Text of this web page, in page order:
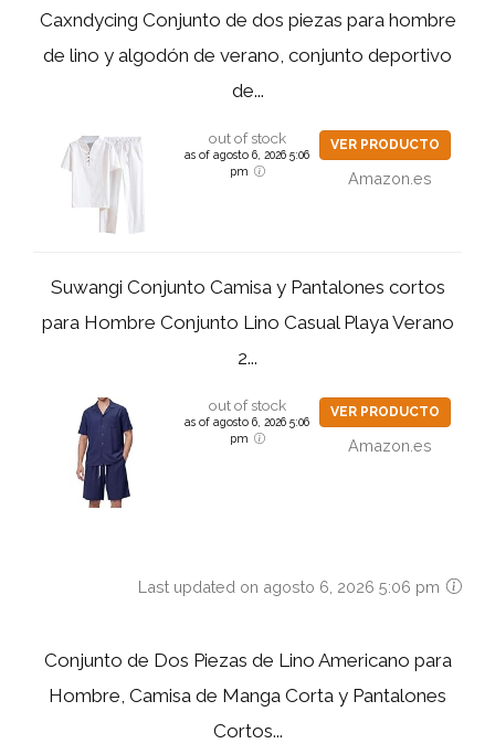
Caxndycing Conjunto de dos piezas para hombre
de lino y algodón de verano, conjunto deportivo
de...
out of stock
as of agosto 6, 2026 5:06
pm
VER PRODUCTO
Amazon.es
Suwangi Conjunto Camisa y Pantalones cortos
para Hombre Conjunto Lino Casual Playa Verano
2...
out of stock
as of agosto 6, 2026 5:06
pm
VER PRODUCTO
Amazon.es
Last updated on agosto 6, 2026 5:06 pm
Conjunto de Dos Piezas de Lino Americano para
Hombre, Camisa de Manga Corta y Pantalones
Cortos...